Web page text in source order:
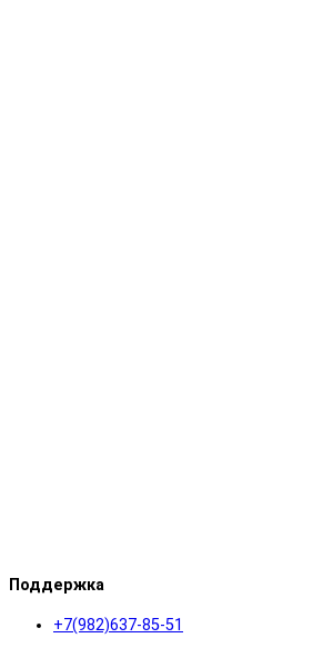
Поддержка
+7(982)637-85-51